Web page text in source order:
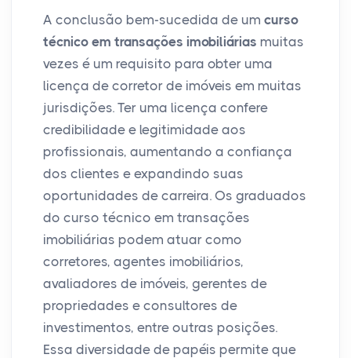
A conclusão bem-sucedida de um curso
técnico em transações imobiliárias muitas
vezes é um requisito para obter uma
licença de corretor de imóveis em muitas
jurisdições. Ter uma licença confere
credibilidade e legitimidade aos
profissionais, aumentando a confiança
dos clientes e expandindo suas
oportunidades de carreira. Os graduados
do curso técnico em transações
imobiliárias podem atuar como
corretores, agentes imobiliários,
avaliadores de imóveis, gerentes de
propriedades e consultores de
investimentos, entre outras posições.
Essa diversidade de papéis permite que